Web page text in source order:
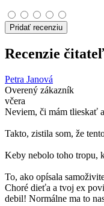
Pridať recenziu
Recenzie
Petra Janová
Overený zákazník
včera
Neviem, či mám tlieskať
Takto, zistila som, že
Keby nebolo toho tropu,
To, ako opísala
Choré dieťa a tvoj ex
debil! Normálne ma to